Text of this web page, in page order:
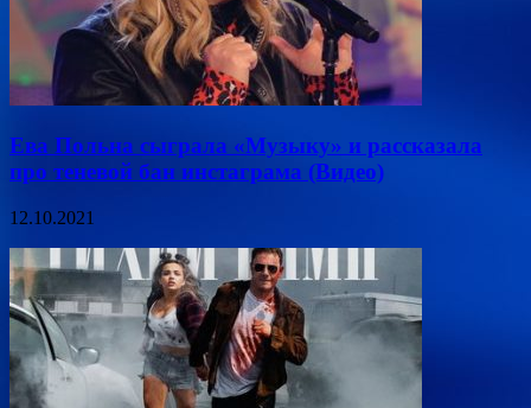
Ева Польна сыграла «Музыку» и рассказала
про теневой бан инстаграма (Видео)
12.10.2021